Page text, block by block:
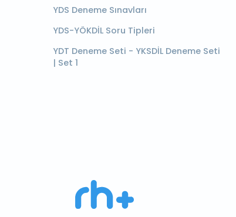
YDS Deneme Sınavları
YDS-YÖKDİL Soru Tipleri
YDT Deneme Seti - YKSDİL Deneme Seti
| Set 1